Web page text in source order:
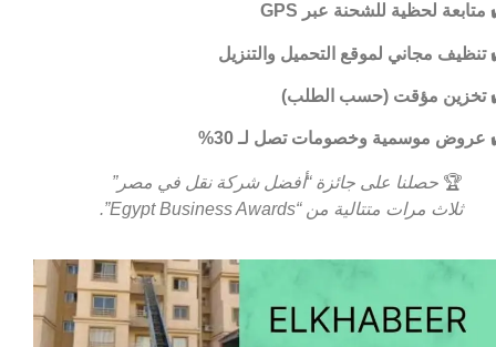
متابعة لحظية للشحنة عبر GPS
تنظيف مجاني لموقع التحميل والتنزيل
تخزين مؤقت (حسب الطلب)
عروض موسمية وخصومات تصل لـ 30%
🏆 حصلنا على جائزة “أفضل شركة نقل في مصر”
ثلاث مرات متتالية من “Egypt Business Awards”.